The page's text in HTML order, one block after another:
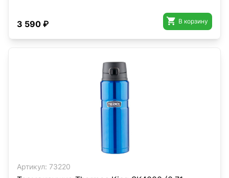
3 590 ₽  В корзину
Артикул: 73220